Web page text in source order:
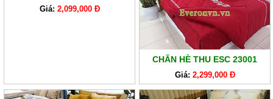
Giá: 2,099,000 Đ
CHĂN HÈ THU ESC 23001
Giá: 2,299,000 Đ